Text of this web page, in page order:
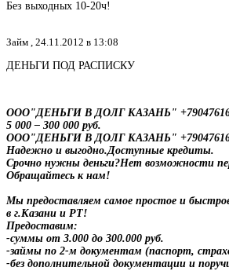
Без выходных 10-20ч!
Займ , 24.11.2012 в 13:08
ДЕНЬГИ ПОД РАСПИСКУ
ООО"ДЕНЬГИ В ДОЛГ КАЗАНЬ"
5 000 – 300 000 руб.
ООО"ДЕНЬГИ В ДОЛГ КАЗАНЬ"
Надежно и выгодно.Доступные кредиты.
Срочно нужны деньги?Нет возможности
Обращайтесь к нам!
Мы предоставляем самое простое и быстрое
в г.Казани и РТ!
Предоставим:
-суммы от 3.000 до 300.000 руб.
-займы по 2-м документам (паспорт,
-без дополнительной документации и